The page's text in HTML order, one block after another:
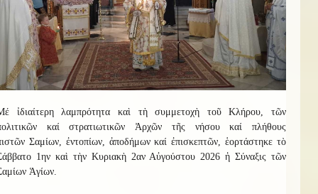
έ ἰδιαίτερη λαμπρότητα καὶ τὴ συμμετοχὴ τοῦ Κλήρου , τῶν
καί στρατιωτικῶν Ἀρχῶν τῆς νήσου καί πλήθους
Σαμίων, ἐντοπίων, ἀποδήμων καί ἐπισκεπτῶν , ἑορτάστηκε τὸ
1ην καὶ τὴν Κυριακὴ 2αν Αὐγούστου 2026ἡ Σύναξις τῶν
Ἁγίων.